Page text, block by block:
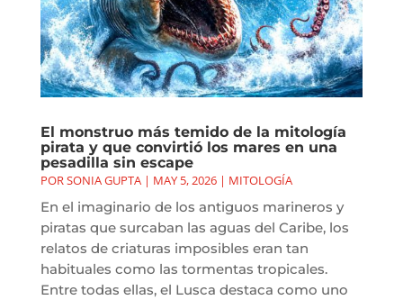
El monstruo más temido de la mitología
pirata y que convirtió los mares en una
pesadilla sin escape
PORSONIA GUPTA| MAY 5, 2026| MITOLOGÍA
En el imaginario de los antiguos marineros y
piratas que surcaban las aguas del Caribe, los
relatos de criaturas imposibles eran tan
habituales como las tormentas tropicales.
Entre todas ellas, el Lusca destaca como uno